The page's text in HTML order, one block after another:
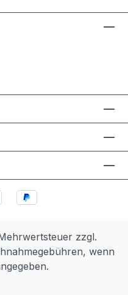
zzgl.
wenn